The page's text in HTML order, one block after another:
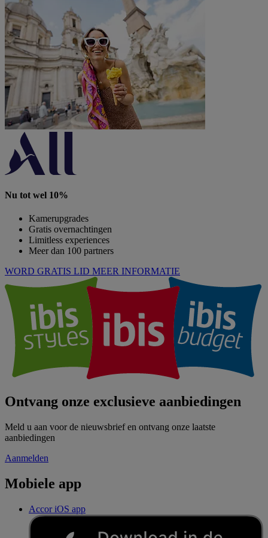
Nu tot wel 10%
Kamerupgrades
Gratis overnachtingen
Limitless experiences
Meer dan 100 partners
WORD GRATIS LID MEER INFORMATIE
Ontvang onze exclusieve aanbiedingen
Meld u aan voor de nieuwsbrief en ontvang onze laatste
aanbiedingen
Aanmelden
Mobiele app
Accor iOS app